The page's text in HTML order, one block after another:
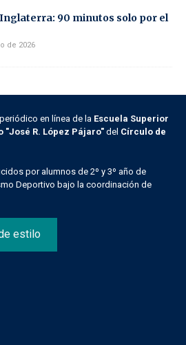
90 minutos solo por el
de 2026
en línea de la Escuela Superior
"José R. López Pájaro" del Círculo de
por alumnos de 2º y 3º año de
Deportivo bajo la coordinación de
estilo